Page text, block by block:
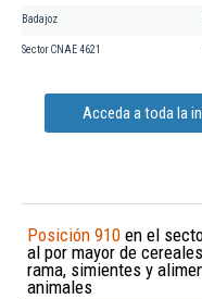
Badajoz
Sector CNAE 4621
Acceda a toda la
Posición 910 en el
al por mayor de
rama, simientes y
animales